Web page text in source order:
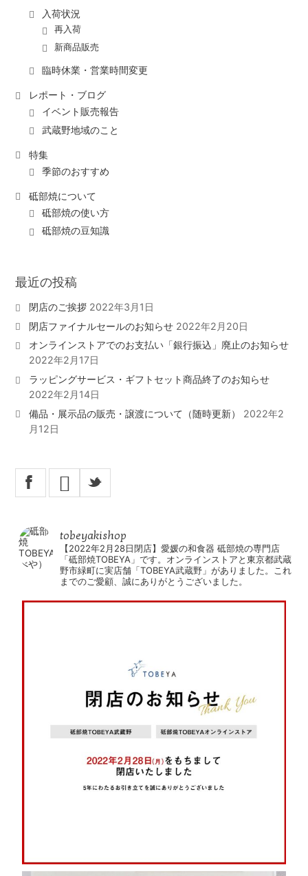
入荷状況
再入荷
新商品販売
臨時休業・営業時間変更
レポート・ブログ
イベント販売報告
武蔵野地域のこと
特集
季節のおすすめ
砥部焼について
砥部焼の使い方
砥部焼の豆知識
最近の投稿
閉店のご挨拶 2022年3月1日
閉店ファイナルセールのお知らせ 2022年2月20日
オンラインストアでのお支払い「銀行振込」廃止のお知らせ
2022年2月17日
ラッピングサービス・ギフトセット商品終了のお知らせ
2022年2月14日
備品・展示品の販売・譲渡について（随時更新）
2022年2
月12日
X _
tobeyakishop
【2022年2月28日閉店】愛媛の和食器 砥部焼の専門店
「砥部焼TOBEYA」です。オンラインストアと東京都武蔵
野市緑町に実店舗「TOBEYA武蔵野」がありました。これ
までのご愛顧、誠にありがとうございました。